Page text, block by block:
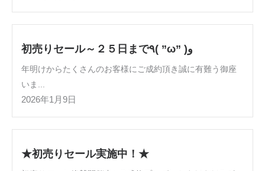
初売りセール～２５日まで٩( ”ω” )و
年明けからたくさんのお客様にご成約頂き誠に有難う御座
いま...
2026年1月9日
★初売りセール実施中！★